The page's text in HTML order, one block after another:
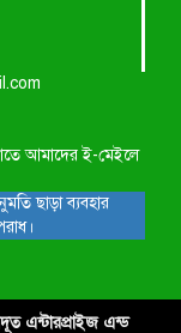
আমাদের ই-মেইলে
ছাড়া ব্যবহার
এন্টারপ্রাইজ এন্ড